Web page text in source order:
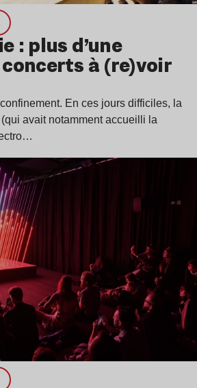
: plus d’une
à (re)voir
En ces jours difficiles, la
avait notamment accueilli la